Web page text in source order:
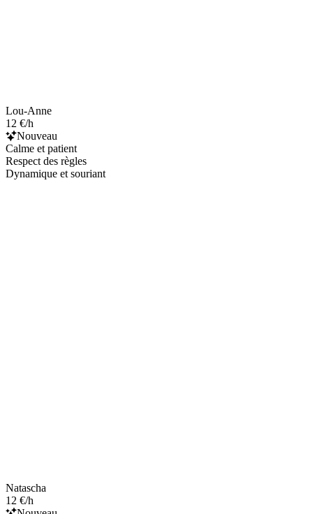
Lou-Anne
12 €/h
Nouveau
Calme et patient
Respect des règles
Dynamique et souriant
Natascha
12 €/h